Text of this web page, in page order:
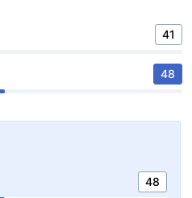
41
48
48